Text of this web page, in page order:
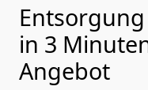
in 3
Angebot